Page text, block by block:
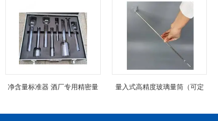
净含量标准器 酒厂专用精密量
量入式高精度玻璃量筒（可定